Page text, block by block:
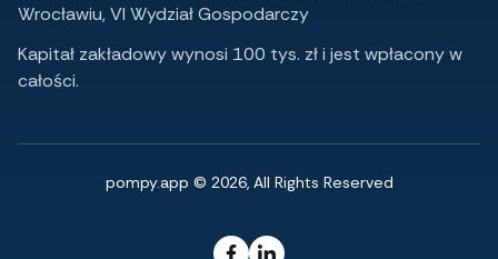
Wrocławiu, VI Wydział Gospodarczy
Kapitał zakładowy wynosi 100 tys. zł i jest wpłacony w
całości.
pompy.app © 2026, All Rights Reserved